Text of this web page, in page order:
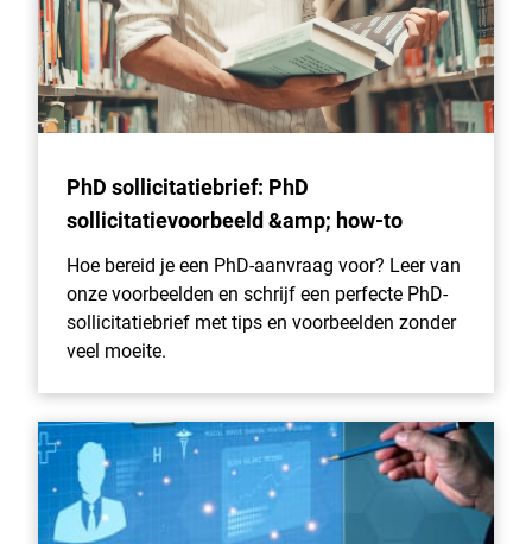
PhD sollicitatiebrief: PhD
sollicitatievoorbeeld &amp; how-to
Hoe bereid je een PhD-aanvraag voor? Leer van
onze voorbeelden en schrijf een perfecte PhD-
sollicitatiebrief met tips en voorbeelden zonder
veel moeite.